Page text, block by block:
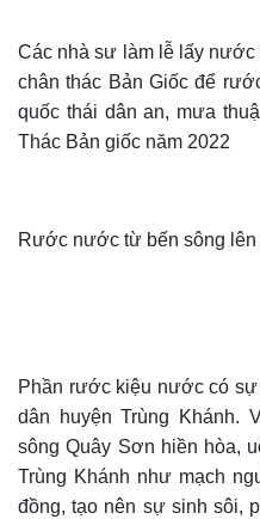
Các nhà sư làm lễ lấy nước
chân thác Bản Giốc để
quốc thái dân an, mưa
Thác Bản giốc năm 2022
Rước nước từ bến sông lên
Phần rước kiệu nước có
dân huyện Trùng Khánh.
sông Quây Sơn hiền hòa,
Trùng Khánh như mạch
đồng, tạo nên sự sinh sôi,